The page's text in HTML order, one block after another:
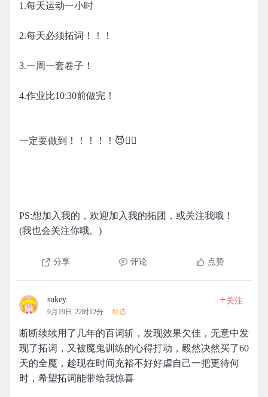
1.每天运动一小时
2.每天必须拓词！！！
3.一周一套卷子！
4.作业比10:30前做完！
一定要做到！！！！！😈👍🏻
PS:想加入我的，欢迎加入我的拓团，或关注我哦！
(我也会关注你哦。)
分享 评论 点赞
sukey
9月19日 22时12分 精选
+关注
断断续续用了几年的百词斩，发现效果欠佳，无意中发
现了拓词，又被魔鬼训练的心得打动，毅然决然买了60
天的全魔，趁现在时间充裕不好好虐自己一把更待何
时，希望拓词能带给我惊喜